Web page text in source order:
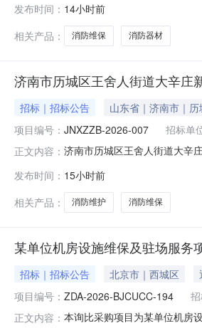
（单位）提供退换服务。采购
保及消防器材采购询
发布时间： 14小时前
相关产品：
消防维保 消防器材
济南市历城区王舍人街道大辛庄
招标｜招标公告 山东省｜济南市｜历
项目编号： JNXZZB-2026-007 招标单
正文内容： 济南市历城区王舍人街道大辛
京时间）前提交响应文件。一
金
发布时间： 15小时前
相关产品：
消防维护 消防维保
某单位机房设施维保及驻场服务
招标｜招标公告 北京市｜西城区
项目编号： ZDA-2026-BJCUCC-194
正文内容： 本询比采购项目为某单位机房